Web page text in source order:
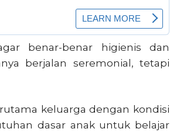
benar-benar higienis dan
berjalan seremonial, tetapi
keluarga dengan kondisi
dasar anak untuk belajar